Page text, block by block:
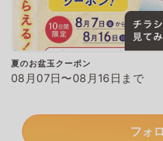
夏のお盆玉クーポン
08月07日〜08月16日まで
フォ